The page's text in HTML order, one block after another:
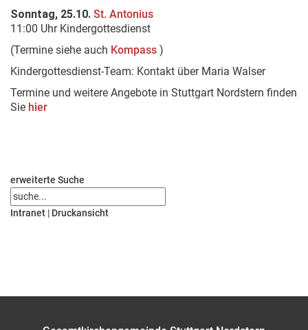
Sonntag, 25.10. St. Antonius
11:00 Uhr Kindergottesdienst
(Termine siehe auch Kompass )
Kindergottesdienst-Team: Kontakt über Maria Walser
Termine und weitere Angebote in Stuttgart Nordstern finden
Sie hier
erweiterte Suche
Intranet | Druckansicht